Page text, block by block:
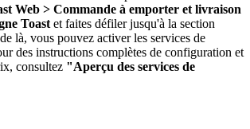
Web > Commande à emporter et livraison
Toast et faites défiler jusqu'à la section
là, vous pouvez activer les services de
des instructions complètes de configuration et
consultez "Aperçu des services de